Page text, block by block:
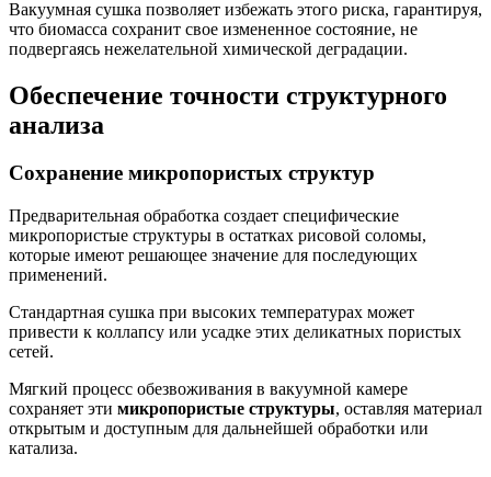
Вакуумная сушка позволяет избежать этого риска, гарантируя,
что биомасса сохранит свое измененное состояние, не
подвергаясь нежелательной химической деградации.
Обеспечение точности структурного
анализа
Сохранение микропористых структур
Предварительная обработка создает специфические
микропористые структуры в остатках рисовой соломы,
которые имеют решающее значение для последующих
применений.
Стандартная сушка при высоких температурах может
привести к коллапсу или усадке этих деликатных пористых
сетей.
Мягкий процесс обезвоживания в вакуумной камере
сохраняет эти микропористые структуры, оставляя материал
открытым и доступным для дальнейшей обработки или
катализа.